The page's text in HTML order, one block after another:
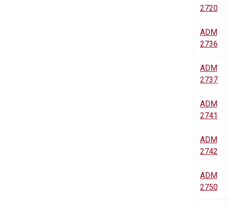
2720
ADM
2736
ADM
2737
ADM
2741
ADM
2742
ADM
2750